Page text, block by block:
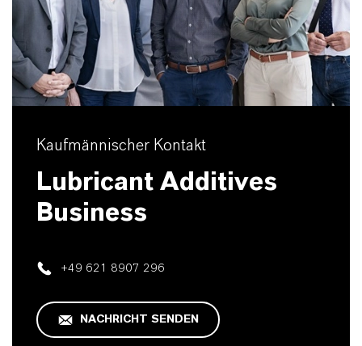
Kaufmännischer Kontakt
Lubricant Additives
Business
+49 621 8907 296
NACHRICHT SENDEN